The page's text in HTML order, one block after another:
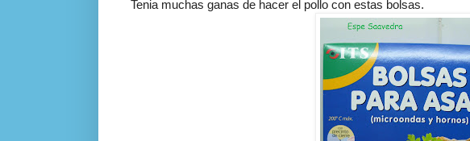
Tenia muchas ganas de hacer el pollo con estas bolsas.